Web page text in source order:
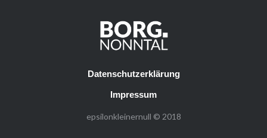
Datenschutzerklärung
Impressum
epsilonkleinernull © 2018